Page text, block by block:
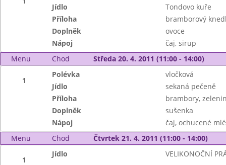
Jídlo
Tondovo kuře
Příloha
bramborový
Doplněk
ovoce
Nápoj
čaj, sirup
Menu
Chod Středa 20. 4. 2011 (11:00 - 14:00)
1
Polévka
vločková
Jídlo
sekaná pečeně
Příloha
brambory,
Doplněk
sušenka
Nápoj
čaj, ochucené
Menu
Chod Čtvrtek 21. 4. 2011 (11:00 - 14:00)
1
Jídlo VELIKONOČNÍ